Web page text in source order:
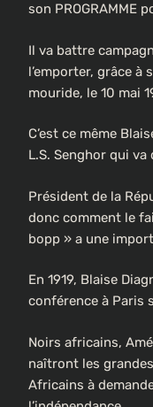
son PROGRAMME
Il va battre
l’emporter, grâce à
mouride, le 10 mai
C’est ce même
L.S. Senghor qui
Président de la
donc comment le
bopp » a une
En 1919, Blaise
conférence à Paris
Noirs africains,
naîtront les
Africains à